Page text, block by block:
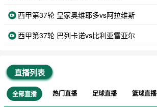
西甲第37轮 皇家奥维耶多vs阿拉维斯
西甲第37轮 巴列卡诺vs比利亚雷亚尔
直播列表
全部直播 热门直播 足球直播 篮球直播